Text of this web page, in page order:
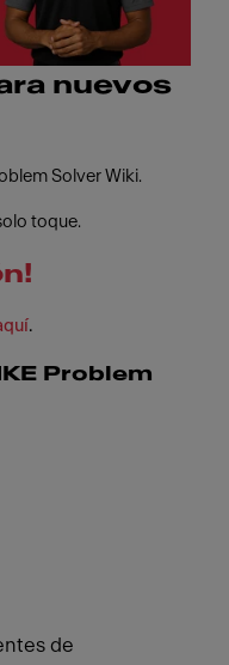
nuevos
Solver Wiki.
toque.
.
Problem
de